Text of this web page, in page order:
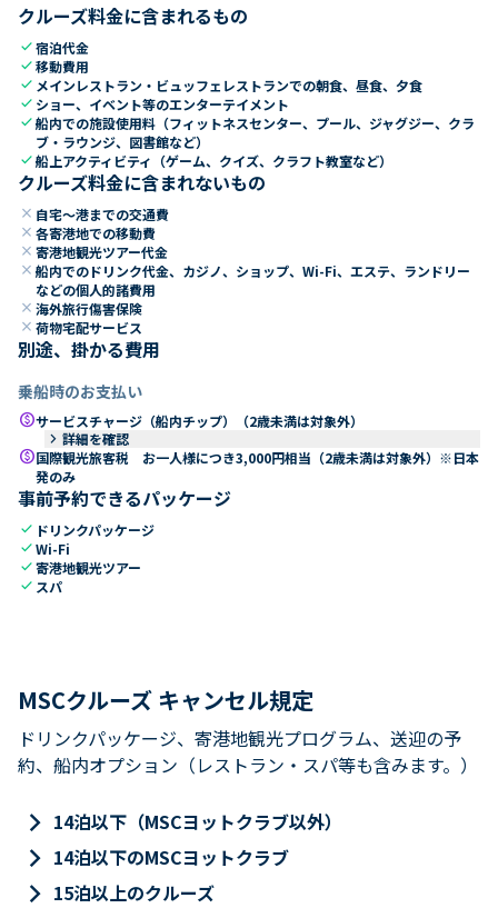
クルーズ料金に含まれるもの
check宿泊代金
check移動費用
check メインレストラン・ビュッフェレストランでの朝食、昼食、夕食
check ショー、イベント等のエンターテイメント
check船内での施設使用料（フィットネスセンター、プール、ジャグジー、クラ
ブ・ラウンジ、図書館など）
check船上アクティビティ（ゲーム、クイズ、クラフト教室など）
クルーズ料金に含まれないもの
close 自宅～港までの交通費
close 各寄港地での移動費
close 寄港地観光ツアー代金
close 船内でのドリンク代金、カジノ、ショップ、Wi-Fi、エステ、ランドリー
などの個人的諸費用
close 海外旅行傷害保険
close 荷物宅配サービス
別途、掛かる費用
乗船時のお支払い
paidサービスチャージ（船内チップ）（2歳未満は対象外）
keyboard_arrow_right 詳細を確認
paid国際観光旅客税 お一人様につき3,000円相当（2歳未満は対象外）※日本
発のみ
事前予約できるパッケージ
check ドリンクパッケージ
checkWi-Fi
check寄港地観光ツアー
check スパ
MSCクルーズ キャンセル規定
ドリンクパッケージ、寄港地観光プログラム、送迎の予
約、船内オプション（レストラン・スパ等も含みます。）
keyboard_arrow_right 14泊以下（MSCヨットクラブ以外）
keyboard_arrow_right 14泊以下のMSCヨットクラブ
keyboard_arrow_right 15泊以上のクルーズ